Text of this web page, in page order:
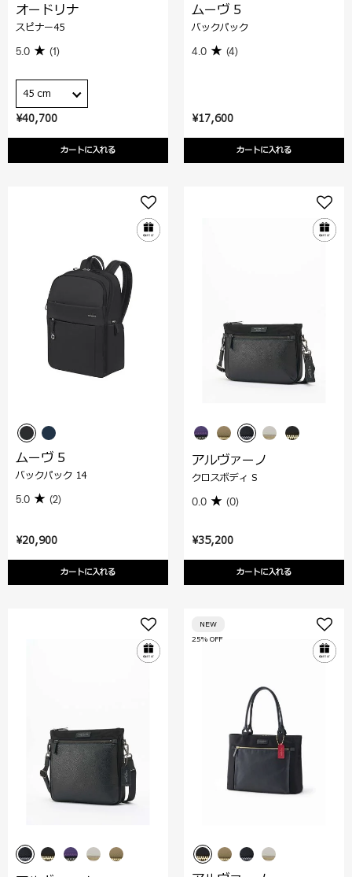
¥40,700
カートに入れる
オードリナ
スピナー45
5.0 (1)
45 cm
¥17,600
カートに入れる
ムーヴ 5
バックパック
4.0 (4)
¥20,900
カートに入れる
ムーヴ 5
バックパック 14
5.0 (2)
¥35,200
カートに入れる
アルヴァーノ
クロスボディ S
0.0 (0)
25% OFF
NEW